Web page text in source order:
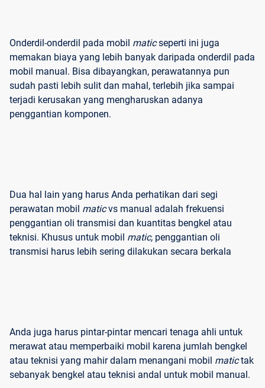
Onderdil-onderdil pada mobil maticseperti ini juga
memakan biaya yang lebih banyak daripada onderdil pada
mobil manual. Bisa dibayangkan, perawatannya pun
sudah pasti lebih sulit dan mahal, terlebih jika sampai
terjadi kerusakan yang mengharuskan adanya
penggantian komponen.
Dua hal lain yang harus Anda perhatikan dari segi
perawatan mobil maticvs manual adalah frekuensi
penggantian oli transmisi dan kuantitas bengkel atau
teknisi. Khusus untuk mobil matic, penggantian oli
transmisi harus lebih sering dilakukan secara berkala
Anda juga harus pintar-pintar mencari tenaga ahli untuk
merawat atau memperbaiki mobil karena jumlah bengkel
atau teknisi yang mahir dalam menangani mobil matictak
sebanyak bengkel atau teknisi andal untuk mobil manual.